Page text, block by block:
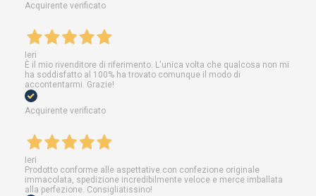
Acquirente verificato
Ieri
È il mio rivenditore di riferimento. L'unica volta che qualcosa non mi
ha soddisfatto al 100% ha trovato comunque il modo di
accontentarmi. Grazie!
Acquirente verificato
Ieri
Prodotto conforme alle aspettative con confezione originale
immacolata, spedizione incredibilmente veloce e merce imballata
alla perfezione. Consigliatissino!